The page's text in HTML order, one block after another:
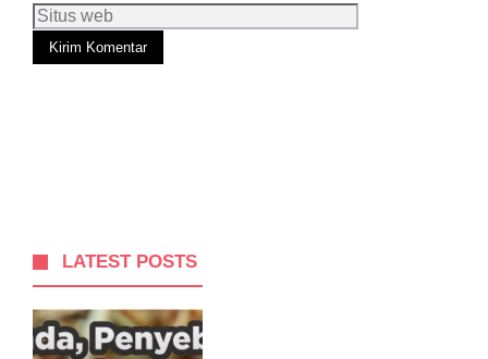
Situs
web
LATEST POSTS